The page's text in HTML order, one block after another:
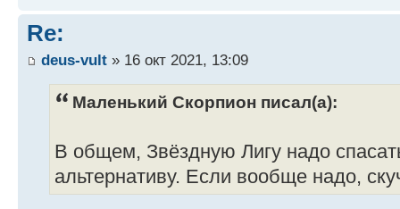
Re:
deus-vult » 16 окт 2021, 13:09
Маленький Скорпион писал(а):
В общем, Звёздную Лигу надо
альтернативу. Если вообще надо,